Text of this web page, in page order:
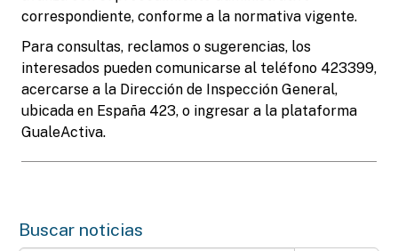
correspondiente, conforme a la normativa vigente.
Para consultas, reclamos o sugerencias, los
interesados pueden comunicarse al teléfono 423399,
acercarse a la Dirección de Inspección General,
ubicada en España 423, o ingresar a la plataforma
GualeActiva.
Buscar noticias